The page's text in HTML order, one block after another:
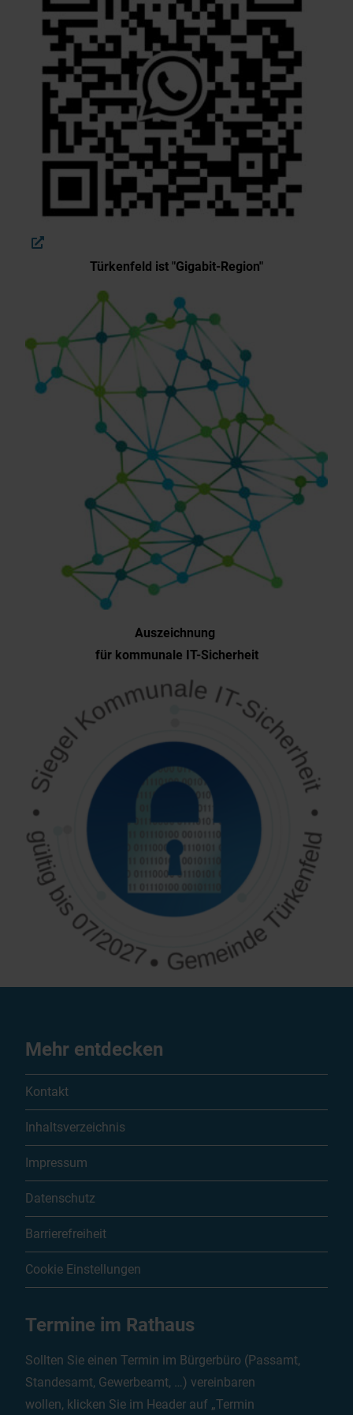
Türkenfeld ist "Gigabit-Region"
Auszeichnung
für kommunale IT-Sicherheit
Mehr entdecken
Kontakt
Inhaltsverzeichnis
Impressum
Datenschutz
Barrierefreiheit
Cookie Einstellungen
Termine im Rathaus
Sollten Sie einen Termin im Bürgerbüro (Passamt,
Standesamt, Gewerbeamt, …) vereinbaren
wollen, klicken Sie im Header auf „Termin